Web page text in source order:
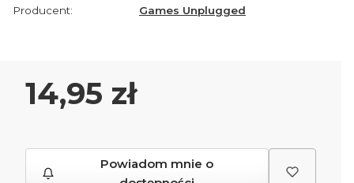
Producent:
Games Unplugged
Cena
14,95 zł
Powiadom mnie o